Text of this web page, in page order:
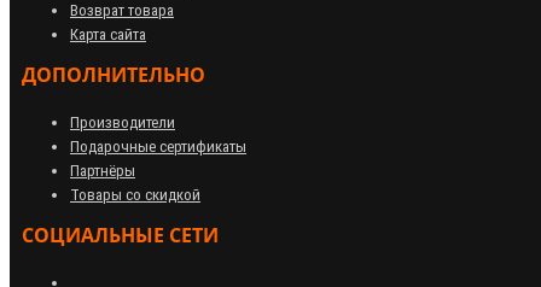
Возврат товара
Карта сайта
ДОПОЛНИТЕЛЬНО
Производители
Подарочные сертификаты
Партнёры
Товары со скидкой
СОЦИАЛЬНЫЕ СЕТИ